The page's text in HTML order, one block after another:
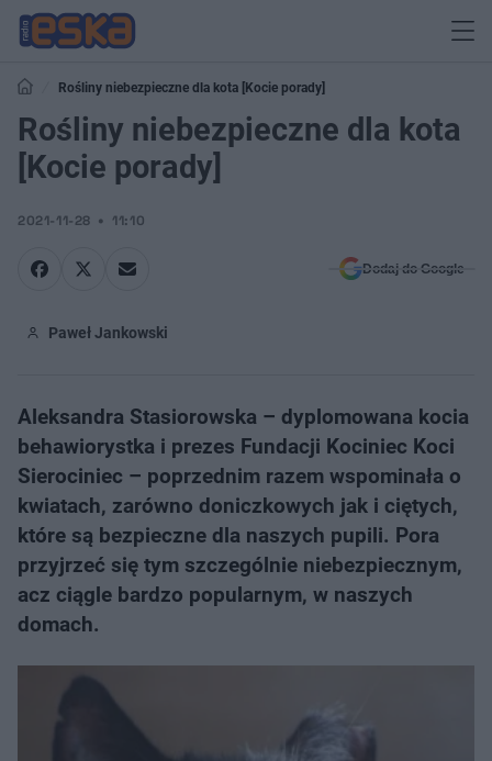
Rośliny niebezpieczne dla kota [Kocie porady]
Rośliny niebezpieczne dla kota
[Kocie porady]
2021-11-28 11:10
Dodaj do Google
Paweł Jankowski
Aleksandra Stasiorowska – dyplomowana kocia
behawiorystka i prezes Fundacji Kociniec Koci
Sierociniec – poprzednim razem wspominała o
kwiatach, zarówno doniczkowych jak i ciętych,
które są bezpieczne dla naszych pupili. Pora
przyjrzeć się tym szczególnie niebezpiecznym,
acz ciągle bardzo popularnym, w naszych
domach.